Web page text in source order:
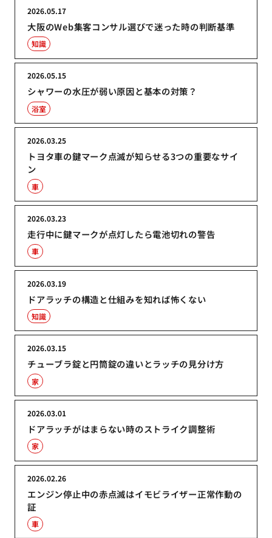
大阪のWeb集客コンサル選びで迷った時の判断基準
2026.05.17
知識
シャワーの水圧が弱い原因と基本の対策？
2026.05.15
浴室
トヨタ車の鍵マーク点滅が知らせる3つの重要なサイ
ン
2026.03.25
車
走行中に鍵マークが点灯したら電池切れの警告
2026.03.23
車
ドアラッチの構造と仕組みを知れば怖くない
2026.03.19
知識
チューブラ錠と円筒錠の違いとラッチの見分け方
2026.03.15
家
ドアラッチがはまらない時のストライク調整術
2026.03.01
家
エンジン停止中の赤点滅はイモビライザー正常作動の
証
2026.02.26
車